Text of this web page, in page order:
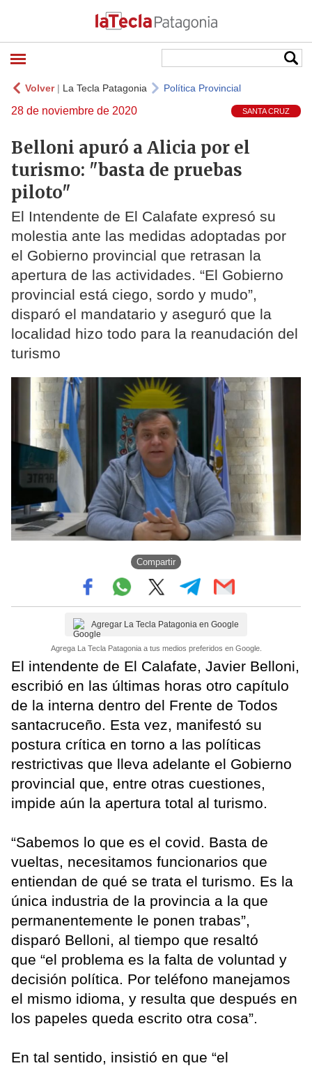
Volver| La Tecla Patagonia Política Provincial
28 de noviembre de 2020 SANTA CRUZ
Belloni apuró a Alicia por el
turismo: "basta de pruebas
piloto"
El Intendente de El Calafate expresó su
molestia ante las medidas adoptadas por
el Gobierno provincial que retrasan la
apertura de las actividades. “El Gobierno
provincial está ciego, sordo y mudo”,
disparó el mandatario y aseguró que la
localidad hizo todo para la reanudación del
turismo
Compartir
Agregar La Tecla Patagonia en Google
Agrega La Tecla Patagonia a tus medios preferidos en Google.
El intendente de El Calafate, Javier Belloni,
escribió en las últimas horas otro capítulo
de la interna dentro del Frente de Todos
santacruceño. Esta vez, manifestó su
postura crítica en torno a las políticas
restrictivas que lleva adelante el Gobierno
provincial que, entre otras cuestiones,
impide aún la apertura total al turismo.
“Sabemos lo que es el covid. Basta de
vueltas, necesitamos funcionarios que
entiendan de qué se trata el turismo. Es la
única industria de la provincia a la que
permanentemente le ponen trabas”,
disparó Belloni, al tiempo que resaltó
que “el problema es la falta de voluntad y
decisión política. Por teléfono manejamos
el mismo idioma, y resulta que después en
los papeles queda escrito otra cosa”.
En tal sentido, insistió en que “el